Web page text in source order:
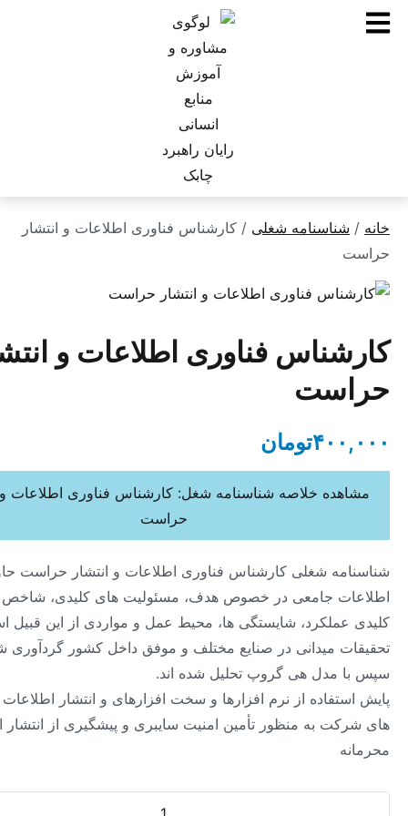
شغلی/ کارشناس فناوری اطلاعات و انتشار
فناوری اطلاعات و انتشار
تومان
شغلی کارشناس فناوری اطلاعات و انتشار حراست حاوی
جامعی در خصوص هدف، مسئولیت های کلیدی، شاخص های
شایستگی ها، محیط عمل و مواردی از این قبیل است که از
میدانی در صنایع مختلف و موفق داخل کشور گردآوری شده و
هی گروپ تحلیل شده اند.
از نرم افزارها و سخت افزارهای و انتشار اطلاعات در شبکه
به منظور تأمین امنیت سایبری و پیشگیری از انتشار اسناد
خلاصه شناسنامه شغل: کارشناس فناوری اطلاعات و انتشار